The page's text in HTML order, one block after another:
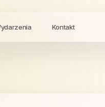
Kontakt